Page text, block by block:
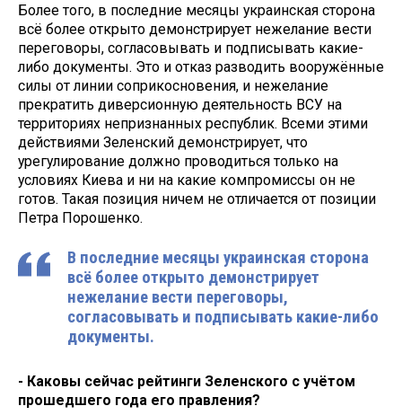
Более того, в последние месяцы украинская сторона
всё более открыто демонстрирует нежелание вести
переговоры, согласовывать и подписывать какие-
либо документы. Это и отказ разводить вооружённые
силы от линии соприкосновения, и нежелание
прекратить диверсионную деятельность ВСУ на
территориях непризнанных республик. Всеми этими
действиями Зеленский демонстрирует, что
урегулирование должно проводиться только на
условиях Киева и ни на какие компромиссы он не
готов. Такая позиция ничем не отличается от позиции
Петра Порошенко.
В последние месяцы украинская сторона
всё более открыто демонстрирует
нежелание вести переговоры,
согласовывать и подписывать какие-либо
документы.
- Каковы сейчас рейтинги Зеленского с учётом
прошедшего года его правления?